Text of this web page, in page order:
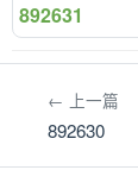
892631
← 上一篇
892630